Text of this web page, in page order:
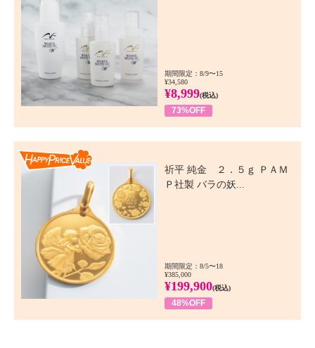
期間限定：8/9〜15
¥34,580
¥8,999(税込)
73%OFF
祈平 純金 ２．５ｇ ＰＡＭ
Ｐ社製 バラの妖...
期間限定：8/5〜18
¥385,000
¥199,900(税込)
48%OFF